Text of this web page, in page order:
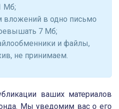
Мб;
в одно письмо
7 Мб;
и файлы,
не принимаем.
ваших материалов
Мы уведомим вас о его